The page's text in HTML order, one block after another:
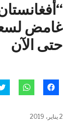
غامض
حتى الآن
للمشاركة
في 2 يناير، 2019